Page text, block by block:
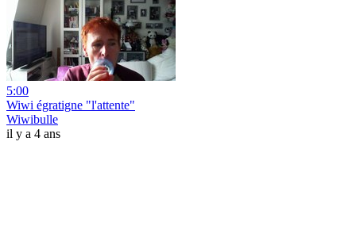
5:00
Wiwi égratigne "l'attente"
Wiwibulle
il y a 4 ans